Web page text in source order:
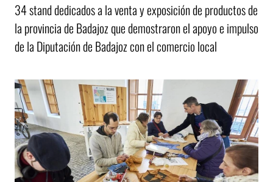
34 stand dedicados a la venta y exposición de productos de
la provincia de Badajoz que demostraron el apoyo e impulso
de la Diputación de Badajoz con el comercio local